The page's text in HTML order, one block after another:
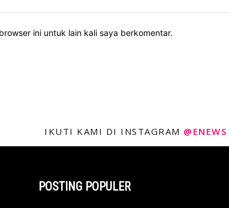
ini untuk lain kali saya berkomentar.
IKUTI KAMI DI INSTAGRAM @ENEWS
POSTING POPULER